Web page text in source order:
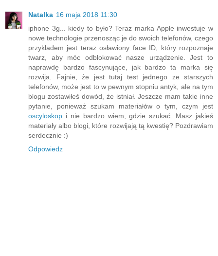
Natalka 16 maja 2018 11:30
iphone 3g... kiedy to było? Teraz marka Apple inwestuje w
nowe technologie przenosząc je do swoich telefonów, czego
przykładem jest teraz osławiony face ID, który rozpoznaje
twarz, aby móc odblokować nasze urządzenie. Jest to
naprawdę bardzo fascynujące, jak bardzo ta marka się
rozwija. Fajnie, że jest tutaj test jednego ze starszych
telefonów, może jest to w pewnym stopniu antyk, ale na tym
blogu zostawiłeś dowód, że istniał. Jeszcze mam takie inne
pytanie, ponieważ szukam materiałów o tym, czym jest
oscyloskop i nie bardzo wiem, gdzie szukać. Masz jakieś
materiały albo blogi, które rozwijają tą kwestię? Pozdrawiam
serdecznie :)
Odpowiedz